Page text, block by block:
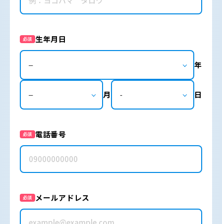
必須 生年月日
年
月 日
必須 電話番号
必須 メールアドレス